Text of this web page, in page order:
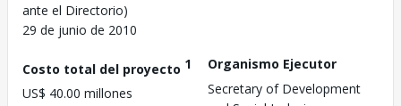
ante el Directorio)
29 de junio de 2010
Costo total del proyecto 1
US$ 40.00 millones
Organismo Ejecutor
Secretary of Development